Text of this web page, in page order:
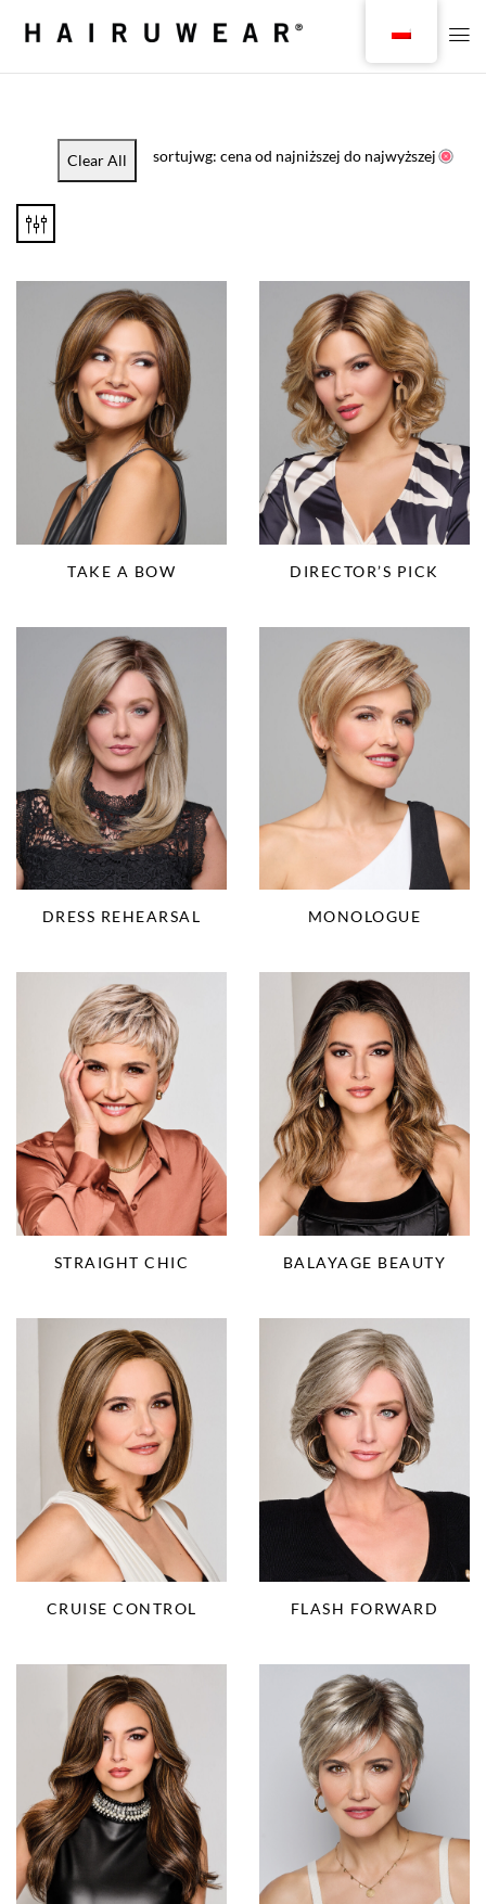
Clear All sortujwg: cena od najniższej do najwyższej
TAKE A BOW DIRECTOR’S PICK
DRESS REHEARSAL MONOLOGUE
STRAIGHT CHIC BALAYAGE BEAUTY
CRUISE CONTROL FLASH FORWARD